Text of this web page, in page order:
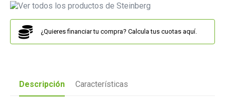
¿Quieres financiar tu compra? Calcula tus cuotas aquí.
Descripción Características